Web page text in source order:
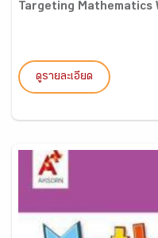
Targeting Mathematics
ดูรายละเอียด